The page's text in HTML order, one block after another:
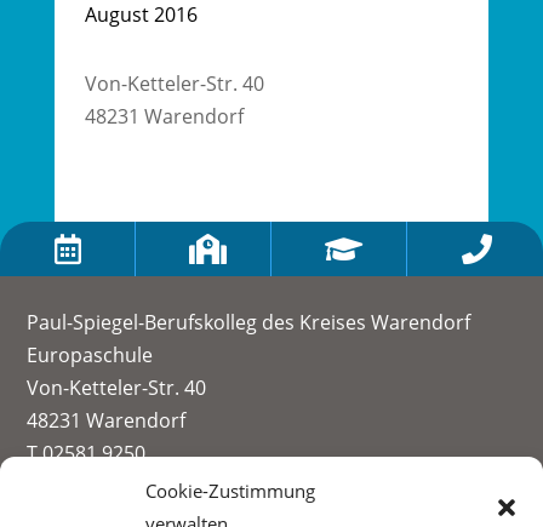
Cookie-Zustimmung
August 2016
Von-Ketteler-Str. 40
48231 Warendorf
   
Paul-Spiegel-Berufskolleg des Kreises Warendorf
Europaschule
Von-Ketteler-Str. 40
48231 Warendorf
T 02581 9250
info@paul-spiegel-berufskolleg.eu